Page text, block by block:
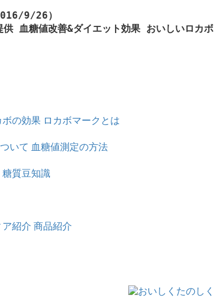
9/26）
供 血糖値改善&ダイエット効果 おいしいロカボ
ボの効果 ロカボマークとは
いて 血糖値測定の方法
糖質豆知識
紹介 商品紹介